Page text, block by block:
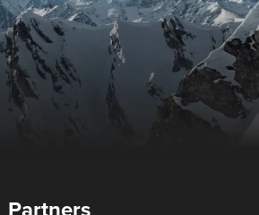
Partners